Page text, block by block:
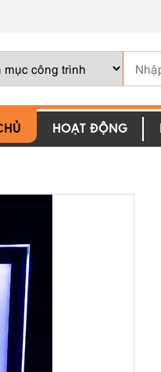
HOẠT ĐỘNG